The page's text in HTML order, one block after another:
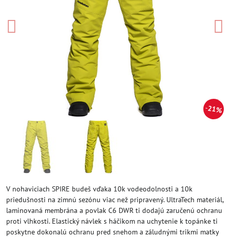
21%
V nohaviciach SPIRE budeš vďaka 10k vodeodolnosti a 10k
priedušnosti na zimnú sezónu viac než pripravený. UltraTech materiál,
laminovaná membrána a povlak C6 DWR ti dodajú zaručenú ochranu
proti vlhkosti. Elastický návlek s háčikom na uchytenie k topánke ti
poskytne dokonalú ochranu pred snehom a záludnými trikmi matky